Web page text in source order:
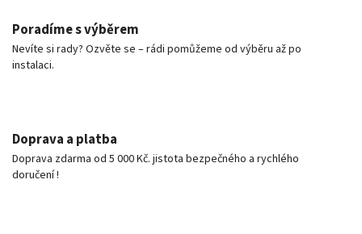
Poradíme s výběrem
Nevíte si rady? Ozvěte se – rádi pomůžeme od výběru až po
instalaci.
Doprava a platba
Doprava zdarma od 5 000 Kč. jistota bezpečného a rychlého
doručení !